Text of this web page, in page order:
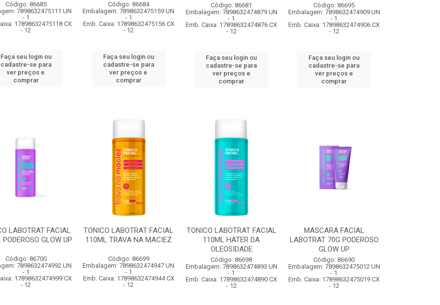
Código: 86685
7898632475111 UN
- 1
17898632475118 CX
- 12
Faça seu login ou
cadastre-se para
ver preços e
comprar
Código: 86684
Embalagem: 7898632475159 UN
- 1
Emb. Caixa: 17898632475156 CX
- 12
Faça seu login ou
cadastre-se para
ver preços e
comprar
Código: 86681
Embalagem: 7898632474879 UN
- 1
Emb. Caixa: 17898632474876 CX
- 12
Faça seu login ou
cadastre-se para
ver preços e
comprar
Código: 86695
Embalagem: 7898632474909 UN
- 1
Emb. Caixa: 17898632474906 CX
- 12
Faça seu login ou
cadastre-se para
ver preços e
comprar
LABOTRAT FACIAL
GLOW UP
Código: 86700
7898632474992 UN
- 1
17898632474999 CX
- 12
TONICO LABOTRAT FACIAL
110ML TRAVA NA MACIEZ
Código: 86699
Embalagem: 7898632474947 UN
- 1
Emb. Caixa: 17898632474944 CX
- 12
TONICO LABOTRAT FACIAL
110ML HATER DA
OLEOSIDADE
Código: 86698
Embalagem: 7898632474893 UN
- 1
Emb. Caixa: 17898632474890 CX
- 12
MASCARA FACIAL
LABOTRAT 70G PODEROSO
GLOW UP
Código: 86690
Embalagem: 7898632475012 UN
- 1
Emb. Caixa: 17898632475019 CX
- 12